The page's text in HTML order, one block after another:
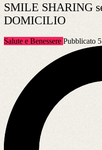
SMILE SHARING
DOMICILIO
Salute e Benessere Pubblicato